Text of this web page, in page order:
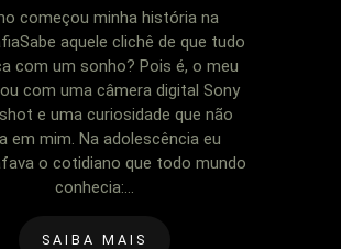
começou minha história na
aquele clichê de que tudo
com um sonho? Pois é, o meu
com uma câmera digital Sony
e uma curiosidade que não
em mim. Na adolescência eu
o cotidiano que todo mundo
conhecia:...
SAIBA MAIS